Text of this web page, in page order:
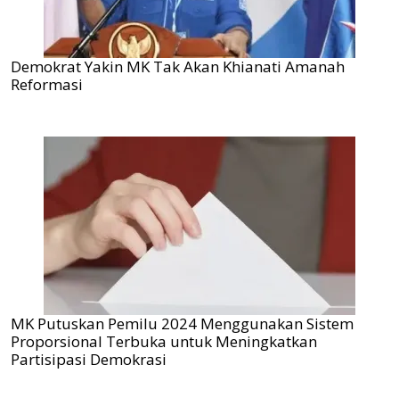
Demokrat Yakin MK Tak Akan Khianati Amanah
Reformasi
MK Putuskan Pemilu 2024 Menggunakan Sistem
Proporsional Terbuka untuk Meningkatkan
Partisipasi Demokrasi